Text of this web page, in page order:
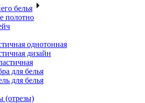
белья
полотно
однотонная
дизайн
для белья
для белья
(отрезы)